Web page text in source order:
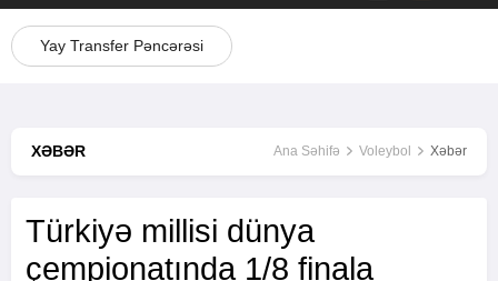
Yay Transfer Pəncərəsi
XƏBƏR Ana Səhifə Voleybol Xəbər
Türkiyə millisi dünya
çempionatında 1/8 finala